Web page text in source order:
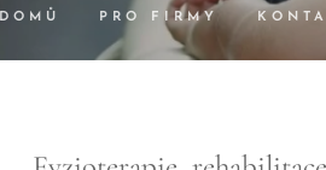
DOMŮ PRO FIRMY